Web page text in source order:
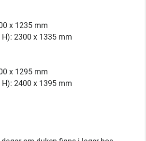
x 1235 mm
2300 x 1335 mm
x 1295 mm
2400 x 1395 mm